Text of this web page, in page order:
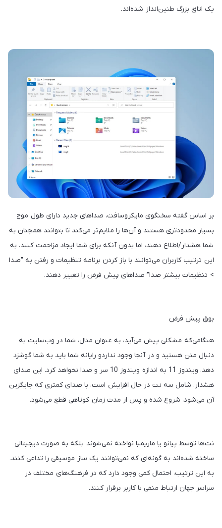
یک اتاق بزرگ طنین‌انداز شده‌اند.
بر اساس گفته سخنگوی مایکروسافت، صداهای جدید دارای طول موج
بسیار محدودتری هستند و آن‌ها را ملایم‌تر می‌کند تا بتوانند همچنان به
شما هشدار/اطلاع دهند، اما بدون آنکه برای شما ایجاد مزاحمت کنند. به
این ترتیب کاربران می‌توانند با باز کردن برنامه تنظیمات و رفتن به ”صدا
> تنظیمات بیشتر صدا” صداهای پیش فرض را تغییر دهند.
بوق پیش فرض
هنگامی‌که مشکلی پیش می‌آید، به عنوان مثال، شما در وب‌سایت به
دنبال متن هستید و در آنجا وجود نداردو رایانه شما باید به شما گوشزد
دهد، ویندوز 11 به اندازه ویندوز 10 سر و صدا نخواهد کرد. این صدای
هشدار، شامل سه نت در حال افزایش است، با صدای کمتری که جایگزین
آن می‌شود، شروع شده و پس از مدت زمان کوتاهی قطع می‌شود.
نت‌ها توسط پیانو یا ماریمبا نواخته نمی‌شوند بلکه به صورت دیجیتالی
ساخته شده‌اند به گونه‌ای که نمی‌توانند یک ساز موسیقی را تداعی کنند.
به این ترتیب، احتمال کمی وجود دارد که در فرهنگ‌های مختلف در
سراسر جهان ارتباط منفی با کاربر برقرار کنند.